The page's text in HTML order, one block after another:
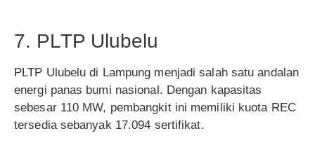
7. PLTP Ulubelu
PLTP Ulubelu di Lampung menjadi salah satu andalan
energi panas bumi nasional. Dengan kapasitas
sebesar 110 MW, pembangkit ini memiliki kuota REC
tersedia sebanyak 17.094 sertifikat.